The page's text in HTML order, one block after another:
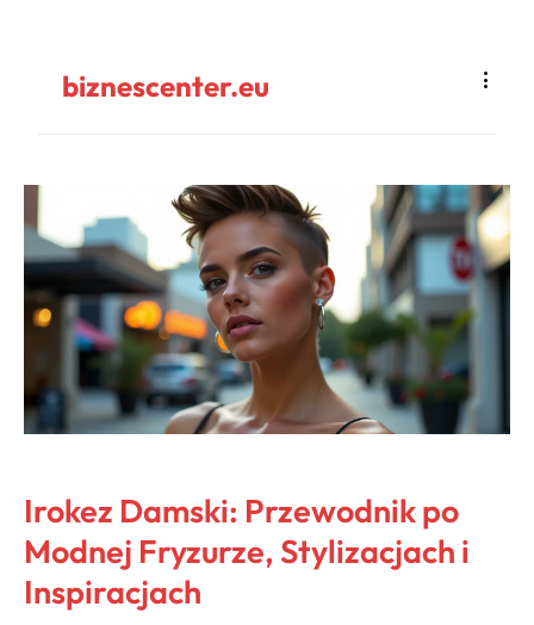
biznescenter.eu
Irokez Damski: Przewodnik po
Modnej Fryzurze, Stylizacjach i
Inspiracjach